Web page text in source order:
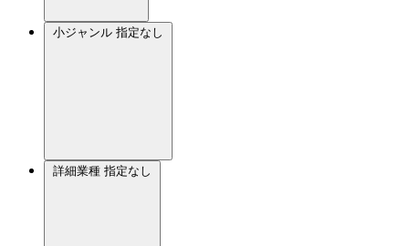
小ジャンル 指定なし
詳細業種 指定なし